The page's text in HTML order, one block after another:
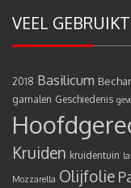
VEEL
2018 Basilicum
garnalen Geschiedenis
Kruiden kruidentuin
Mozzarella Olijfolie